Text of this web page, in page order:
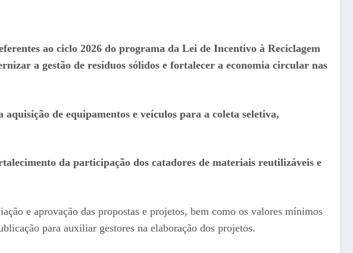
ao ciclo 2026 do programa da Lei de Incentivo à Reciclagem
a gestão de resíduos sólidos e fortalecer a economia circular nas
aquisição de equipamentos e veículos para a coleta seletiva,
da participação dos catadores de materiais reutilizáveis e
e aprovação das propostas e projetos, bem como os valores mínimos
para auxiliar gestores na elaboração dos projetos.